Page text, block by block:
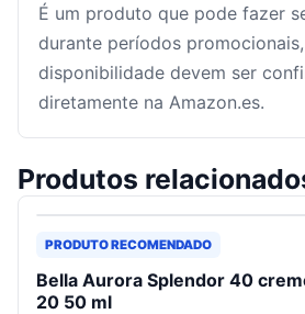
É um produto que pode fazer
durante períodos
disponibilidade devem ser
diretamente na Amazon.es.
Produtos
PRODUTO RECOMENDADO
Bella Aurora Splendor 40
20 50 ml